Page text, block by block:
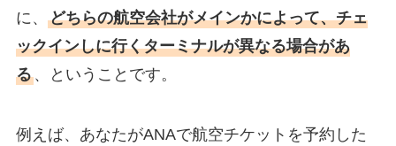
に、 どちらの航空会社がメインかによって、チェ
ックインしに行くターミナルが異なる場合があ
る、ということです。
例えば、あなたがANAで航空チケットを予約した